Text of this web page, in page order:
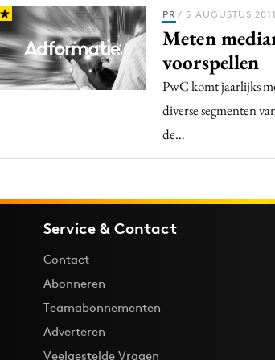
Gedragsverandering
Influencer marketing
Interne communicatie
PR / 5 AUGUSTUS
Meten
voorspellen
PwC komt jaarlijks
diverse segmenten
de…
Service & Contact
Contact
Abonneren
Teamabonnementen
Adverteren
Veelgestelde Vragen